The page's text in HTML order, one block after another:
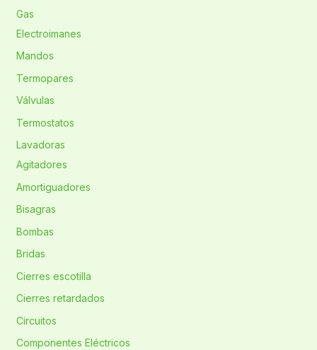
Gas
Electroimanes
Mandos
Termopares
Válvulas
Termostatos
Lavadoras
Agitadores
Amortiguadores
Bisagras
Bombas
Bridas
Cierres escotilla
Cierres retardados
Circuitos
Componentes Eléctricos